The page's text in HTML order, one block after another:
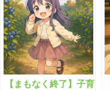
【まもなく終了】子育